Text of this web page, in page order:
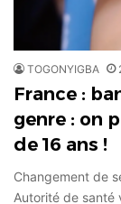
TOGONYIGBA
France :
genre : on
de 16 ans !
Changement de
Autorité de santé